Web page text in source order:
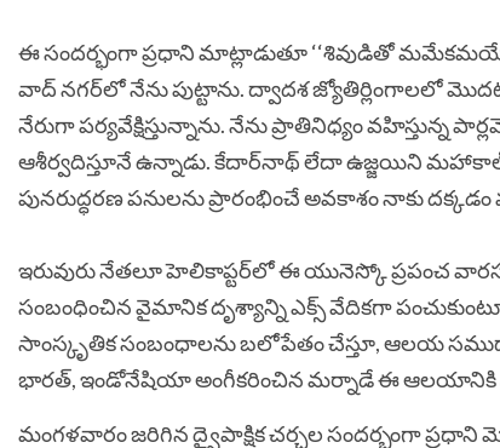
ఈ సందర్భంగా ప్రధాని మాట్లాడుతూ ‘‘శివుడితో
వాద్ నగర్‌లో నేను పుట్టాను. ద్వాదశ జ్యోతిర్లింగాలలో
నేరుగా పర్యవేక్షిస్తున్నాను. నేను ప్రాతినిధ్యం
ఆశీర్వదిస్తూనే ఉన్నాడు. కేదార్‌నాథ్ లేదా ఉజ్జయిని
పునరుద్ధరణ పనులను ప్రారంభించే అవకాశం నాకు
ఇరువురు నేతలూ హెలికాప్టర్‌లో ఈ యునెస్కో ప్రపంచ
సంబంధించిన వైమానిక దృశ్యాన్ని ఎక్స్ వేదికగా
సాంస్కృతిక సంబంధాలను బలోపేతం చేస్తూ, ఆలయ
భారత్, ఇండోనేషియా అంగీకరించిన మర్నాడే ఈ ఆలయానికి
మంగళవారం జరిగిన ద్వైపాక్షిక చర్చల సందర్భంగా ప్రధాని